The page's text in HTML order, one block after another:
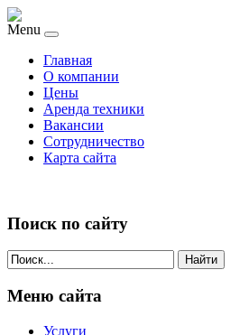
Menu
Главная
О компании
Цены
Аренда техники
Вакансии
Сотрудничество
Карта сайта
Поиск по сайту
Найти
Меню сайта
Услуги